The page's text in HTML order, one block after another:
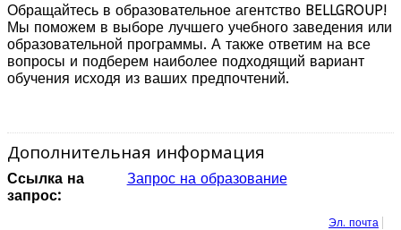
Обращайтесь в образовательное агентство BELLGROUP!
Мы поможем в выборе лучшего учебного заведения или
образовательной программы. А также ответим на все
вопросы и подберем наиболее подходящий вариант
обучения исходя из ваших предпочтений.
Дополнительная информация
Ссылка на
запрос:
Запрос на образование
Эл. почта